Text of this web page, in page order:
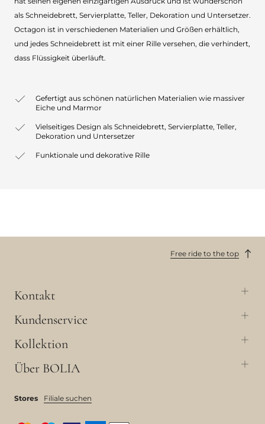
als Schneidebrett, Servierplatte, Teller, Dekoration und Untersetzer.
Octagon ist in verschiedenen Materialien und Größen erhältlich,
und jedes Schneidebrett ist mit einer Rille versehen, die verhindert,
dass Flüssigkeit überläuft.
Gefertigt aus schönen natürlichen Materialien wie massiver
Eiche und Marmor
Vielseitiges Design als Schneidebrett, Servierplatte, Teller,
Dekoration und Untersetzer
Funktionale und dekorative Rille
Free ride to the top
Kontakt
Kundenservice
Kollektion
Über BOLIA
Stores Filiale suchen